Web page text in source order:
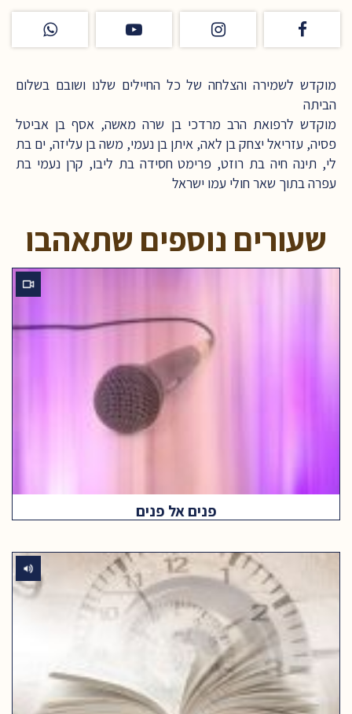
מוקדש לשמירה והצלחה של כל החיילים שלנו ושובם בשלום
הביתה
מוקדש לרפואת הרב מרדכי בן שרה מאשה, אסף בן אביטל
פסיה, עזריאל יצחק בן לאה, איתן בן נעמי, משה בן עליזה, ים בת
לי, תינה חיה בת רוזט, פרימט חסידה בת ליבו, קרן נעמי בת
עפרה בתוך שאר חולי עמו ישראל
שעורים נוספים שתאהבו
פנים אל פנים